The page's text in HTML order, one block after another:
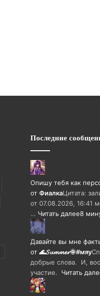
Последние
Опишу тебя как
от ФиалкаЦитата:
от 07.08.2026, 16:41
… Читать далее8
Давайте вы мне
от 🌊𝓢𝓾𝓶𝓶𝓮𝓻🌞#мяу
добрые слова. И,
участие. Читать